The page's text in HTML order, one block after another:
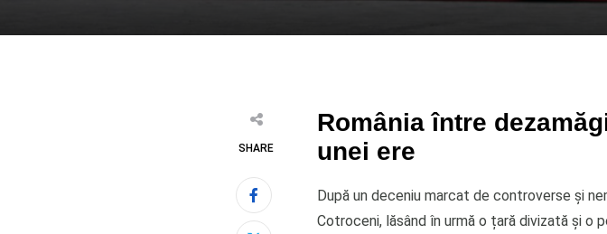
SHARE
România între
unei ere
După un deceniu marcat de controverse și
Cotroceni, lăsând în urmă o țară divizată și o